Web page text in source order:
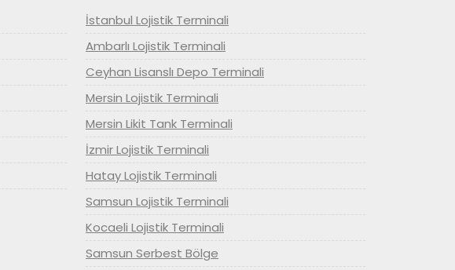
İstanbul Lojistik Terminali
Ambarlı Lojistik Terminali
Ceyhan Lisanslı Depo Terminali
Mersin Lojistik Terminali
Mersin Likit Tank Terminali
İzmir Lojistik Terminali
Hatay Lojistik Terminali
Samsun Lojistik Terminali
Kocaeli Lojistik Terminali
Samsun Serbest Bölge